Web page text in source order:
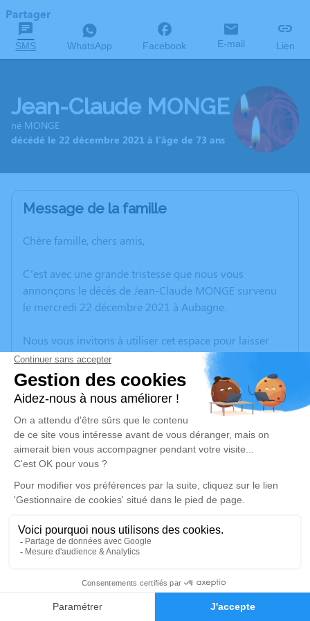
Faire-part Hommages
Partager
SMS WhatsApp Facebook E-mail Lien
Jean-Claude MONGE
né MONGE
décédé le 22 décembre 2021 à l'âge de 73 ans
Message de la famille
Chère famille, chers amis,
C’est avec une grande tristesse que nous vous
annonçons le décès de Jean-Claude MONGE survenu
le mercredi 22 décembre 2021 à Aubagne.
Nous vous invitons à utiliser cet espace pour laisser
vos condoléances, partager des photos souvenirs, une
anecdote ou exprimer vos pensées à travers des
poèmes ou des textes. Cet endroit est un lieu
d'expression dédié à honorer la mémoire de Jean-
Claude MONGE.
Un service de plantation d’arbre hommage est
disponible ici.
Je rends hommage
Cérémonie religieuse
Église Sainte - Marie de Gardanne
3 Bd Bontemps